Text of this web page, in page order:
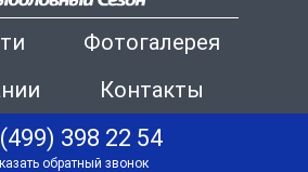
Фотогалерея
Контакты
398 22 54
обратный звонок